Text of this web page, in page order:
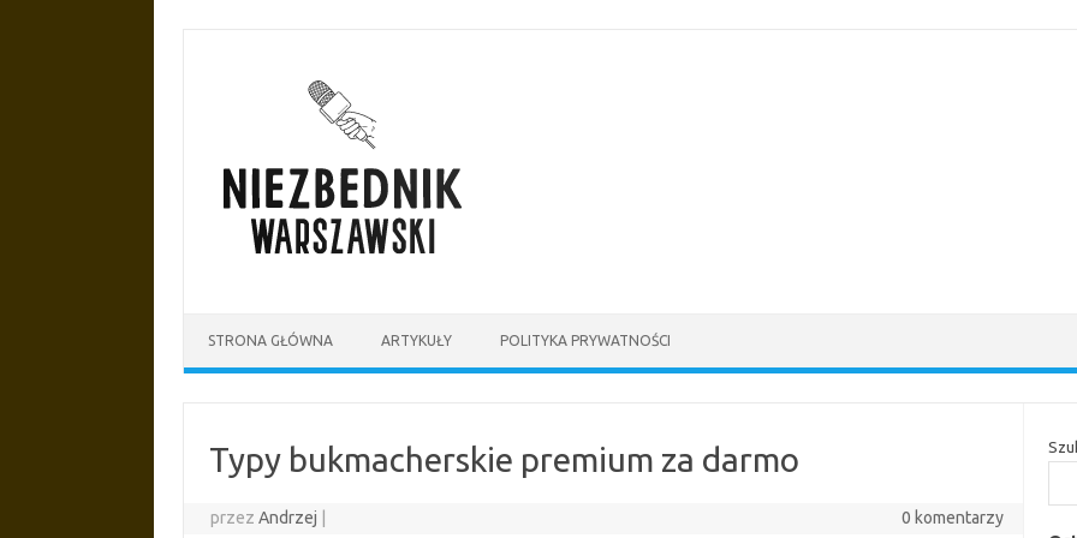
STRONA GŁÓWNA ARTYKUŁY POLITYKA PRYWATNOŚCI
Typy bukmacherskie premium za darmo
przezAndrzej 0 komentarzy